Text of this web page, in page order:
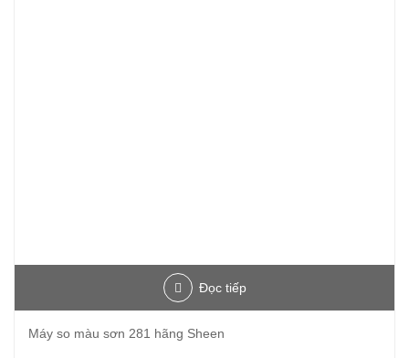
Đọc tiếp
Máy so màu sơn 281 hãng Sheen